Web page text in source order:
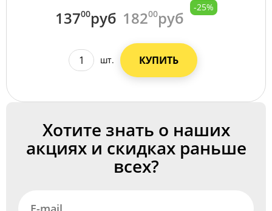
13700руб 18200руб
-25%
шт. КУПИТЬ
Хотите знать о наших
акциях и скидках раньше
всех?